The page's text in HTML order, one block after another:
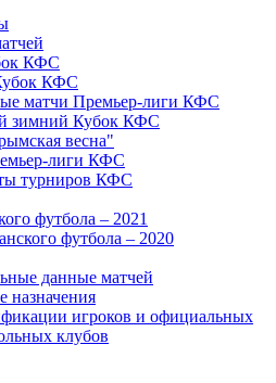
КФС
КФС
матчи Премьер-лиги КФС
зимний Кубок КФС
весна"
лиги КФС
турниров КФС
футбола – 2021
футбола – 2020
данные матчей
назначения
игроков и официальных
клубов